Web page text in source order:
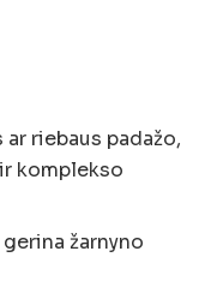
riebaus padažo,
komplekso
žarnyno